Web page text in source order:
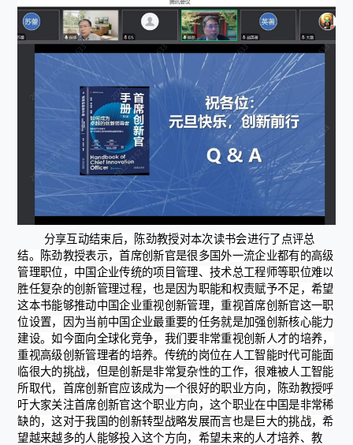
分享互动结束后，陈劲教授对本次读书会进行了点评总
结。陈劲教授表示，首席创新官是很多国外一流企业都有的高级
管理职位，中国企业传统的项目管理、技术总工程师等职位难以
胜任复杂的创新管理过程，也是因为职能和权责赋予不足，希望
这本书能够推动中国企业重视创新管理，重视首席创新官这一职
位设置，因为当前中国企业最重要的任务就是加强创新核心能力
建设。如今面向全球化竞争，我们要非常重视创新人才的培养，
重视高级创新管理者的培养。传统的岗位在人工智能时代可能面
临很大的挑战，但是创新是非常复杂性的工作，很难被人工智能
所取代，首席创新官应该成为一个很好的职业方向，陈劲教授呼
吁大家关注首席创新官这个职业方向，这个职业在中国是非常稀
缺的，这对于我国的创新转型战略发展而言也是巨大的挑战，希
望越来越多的人能够投入这个方向，希望未来的人才培养、教